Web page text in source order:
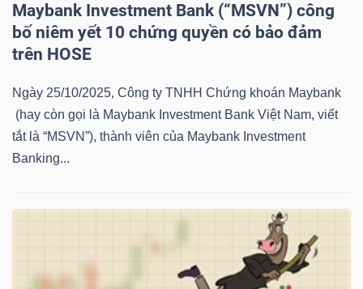
Maybank Investment Bank (“MSVN”) công
bố niêm yết 10 chứng quyền có bảo đảm
trên HOSE
Ngày 25/10/2025, Công ty TNHH Chứng khoán Maybank
(hay còn gọi là Maybank Investment Bank Việt Nam, viết
tắt là “MSVN”), thành viên của Maybank Investment
Banking...
Ngành
(-)
SECTOR